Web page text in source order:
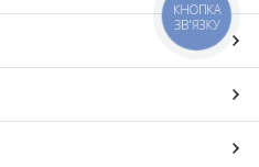
КНОПКА
ЗВ'ЯЗКУ